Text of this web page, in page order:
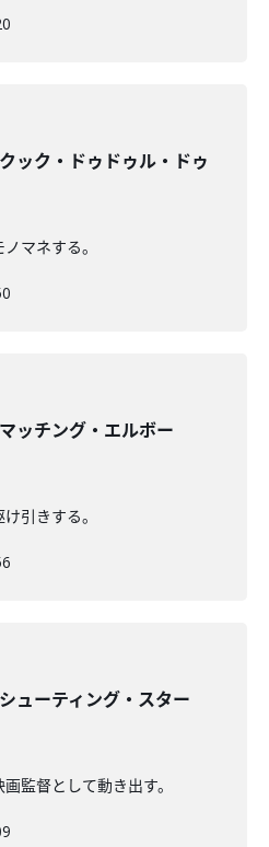
ク・ドゥドゥル・ドゥ
マネする。
チング・エルボー
引きする。
ーティング・スター
監督として動き出す。